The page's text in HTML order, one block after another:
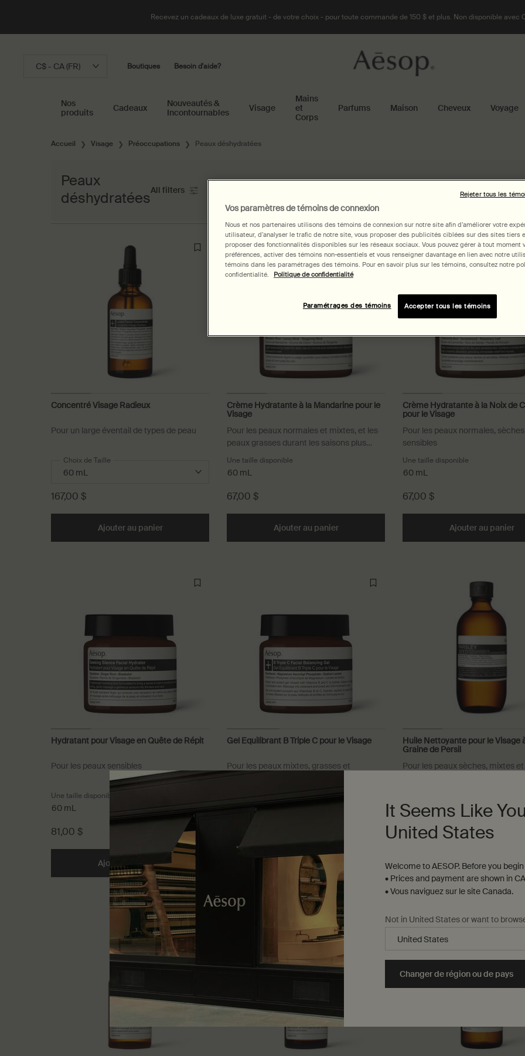
Recevez un cadeaux de luxe gratuit - de votre choix - pour toute commande de 150 $ et plus. Non disponible avec
C$ - CA (FR) Boutiques Besoin d'aide?
Nos
produits
Cadeaux
Nouveautés &
Incontournables
Visage
Mains
et
Corps
Parfums Maison Cheveux Voyage
Accueil Visage Préoccupations Peaux déshydratées
Peaux
déshydratéesAll filters
All Filters menu
Concentré Visage Radieux
Pour un large éventail de types de peau
Choix de Taille
167,00 $
Ajouter au panierAdd the Concentré Visage Radieux to cart
Crème Hydratante à la Mandarine pour le
Visage
Pour les peaux normales et mixtes, et les
peaux grasses durant les saisons plus
fraîches.
Une taille disponible
60 mL
67,00 $
Ajouter au panierAdd the Crème Hydratante à la Mandarine pour
Crème Hydratante à la Noix de
pour le Visage
Pour les peaux normales,
sensibles
Une taille disponible
60 mL
67,00 $
Ajouter au panier
Hydratant pour Visage en Quête de Répit
Pour les peaux sensibles
Une taille disponible
60 mL
81,00 $
Ajouter au panierAdd the Hydratant pour Visage en Quête de Répit to cart
Gel Equilibrant B Triple C pour le Visage
Pour les peaux mixtes, grasses et
Ajouter au panier Add the Gel Equilibrant B Triple C pour le
Huile Nettoyante pour le Visage
Graine de Persil
Pour les peaux sèches, mixtes
200 mL
81,00 $
Ajouter au panier
It Seems Like
United States
Welcome to AESOP. Before you
• Prices and payment are shown in
• Vous naviguez sur le site Canada.
Not in United States or want to
Changer de région ou de pays
Vos paramètres de témoins de connexion
Nous et nos partenaires utilisons des témoins de connexion sur notre site afin d’améliorer votre
utilisateur, d’analyser le trafic de notre site, vous proposer des publicités ciblées sur des sites tiers
proposer des fonctionnalités disponibles sur les réseaux sociaux. Vous pouvez gérer à tout moment
préférences, activer des témoins non-essentiels et vous renseigner davantage en lien avec notre
témoins dans les paramétrages des témoins. Pour en savoir plus sur les témoins, consultez notre
confidentialité.
Politique de confidentialité
Paramétrages des témoins Accepter tous les témoins
Rejeter tous les